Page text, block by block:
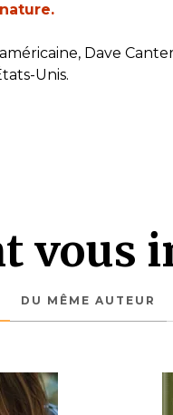
Dave
Unis.
vous
DU MÊME AUTEUR